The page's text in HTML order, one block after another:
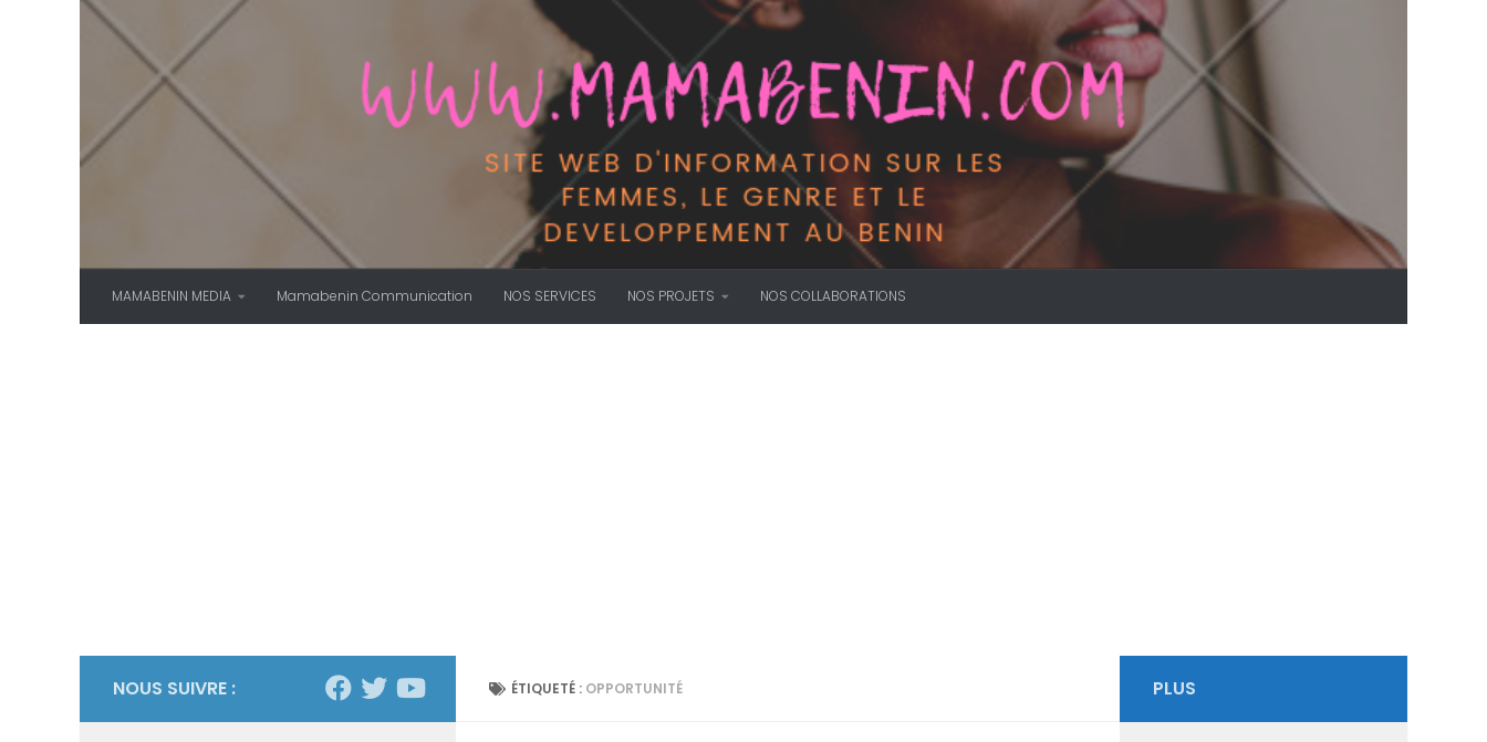
Skip to content
MAMABENIN MEDIA Mamabenin Communication NOS SERVICES NOS PROJETS NOS COLLABORATIONS
ÉTIQUETÉ : OPPORTUNITÉ
NOUS SUIVRE : PLUS